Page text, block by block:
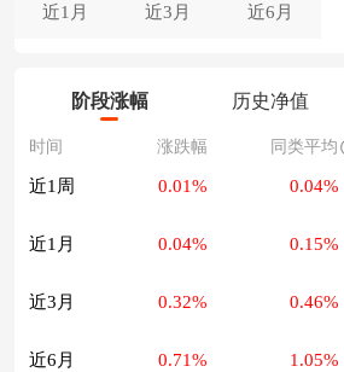
近1月 近3月 近6月
阶段涨幅 历史净值
时间 涨跌幅 同类平均
近1周 0.01% 0.04%
近1月 0.04% 0.15%
近3月 0.32% 0.46%
近6月 0.71% 1.05%